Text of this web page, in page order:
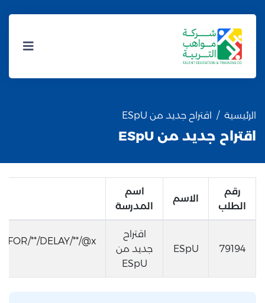
الرئيسية اقتراح جديد من ESpU
اقتراح جديد من ESpU
رقم
الطلب
الاسم
اسم
المدرسة
79194
ESpU
اقتراح
جديد من
ESpU